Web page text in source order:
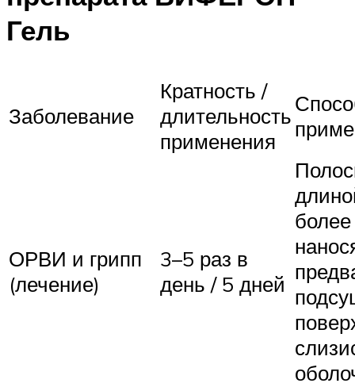
Гель
Заболевание
Кратность /
длительность
применения
ОРВИ и грипп
(лечение)
3–5 раз в
день / 5 дней